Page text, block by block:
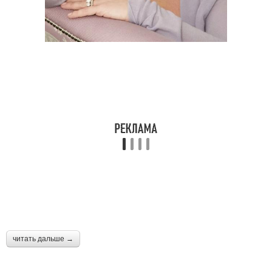
читать дальше →